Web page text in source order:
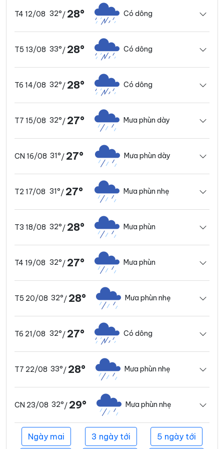
T4 12/08 32°/ 28° Có dông
T5 13/08 33°/ 28° Có dông
T6 14/08 32°/ 28° Có dông
T7 15/08 32°/ 27° Mưa phùn dày
CN 16/08 31°/ 27° Mưa phùn dày
T2 17/08 31°/ 27° Mưa phùn nhẹ
T3 18/08 32°/ 28° Mưa phùn
T4 19/08 32°/ 27° Mưa phùn
T5 20/08 32°/ 28° Mưa phùn nhẹ
T6 21/08 32°/ 27° Có dông
T7 22/08 33°/ 28° Mưa phùn nhẹ
CN 23/08 32°/ 29° Mưa phùn nhẹ
Ngày mai 3 ngày tới 5 ngày tới